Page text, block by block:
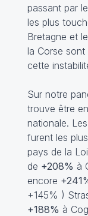
passant par
les plus
Bretagne et
la Corse sont
cette
Sur notre
trouve être
nationale.
furent les
pays de la
de +208% à
encore
+145% )
+188% à